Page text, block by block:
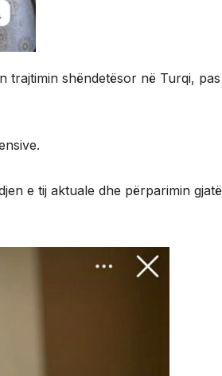
trajtimin shëndetësor në Turqi, pas
e tij aktuale dhe përparimin gjatë